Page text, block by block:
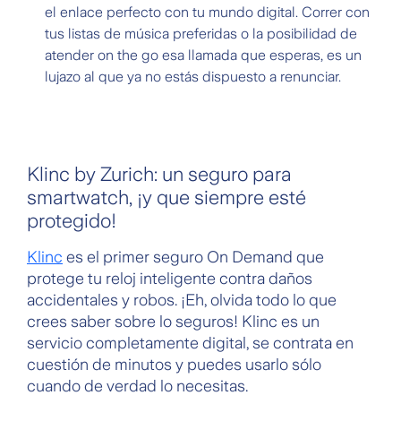
el enlace perfecto con tu mundo digital. Correr con
tus listas de música preferidas o la posibilidad de
atender on the go esa llamada que esperas, es un
lujazo al que ya no estás dispuesto a renunciar.
Klinc by Zurich: un seguro para
smartwatch, ¡y que siempre esté
protegido!
Klinc es el primer seguro On Demand que
protege tu reloj inteligente contra daños
accidentales y robos. ¡Eh, olvida todo lo que
crees saber sobre lo seguros! Klinc es un
servicio completamente digital, se contrata en
cuestión de minutos y puedes usarlo sólo
cuando de verdad lo necesitas.